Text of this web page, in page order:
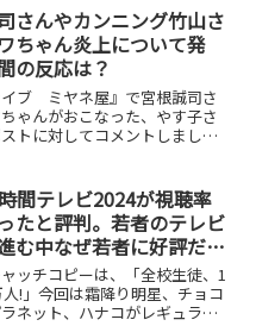
に欠けた行動であり、弊社と
ては大変遺憾に思...
さんやカンニング竹山さ
ちゃん炎上について発
の反応は？
イブ ミヤネ屋』で宮根誠司さ
ゃんがおこなった、やす子さ
トに対してコメントしまし
まいにしないといけない。周
上に騒ぐほうが誹...
間テレビ2024が視聴率
たと評判。若者のテレビ
む中なぜ若者に好評だっ
ッチコピーは、「全校生徒、1
!」今回は霜降り明星、チョコ
ネット、ハナコがレギュラー